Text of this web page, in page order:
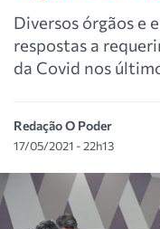
Diversos órgãos e
respostas a
da Covid nos
Redação O Poder
17/05/2021 - 22h13